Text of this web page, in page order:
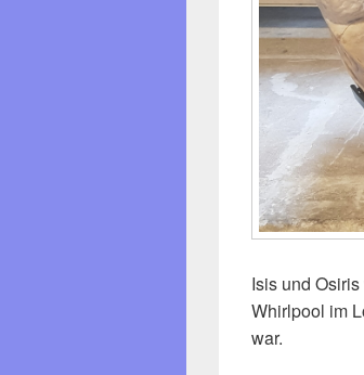
Isis und
Whirlpool im
war.